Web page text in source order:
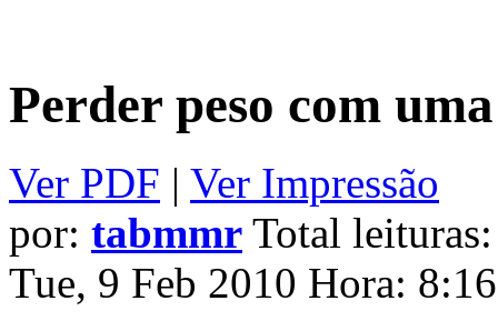
Perder peso com
Ver PDF | Ver Impressão
por: tabmmr Total
Tue, 9 Feb 2010 Hora: